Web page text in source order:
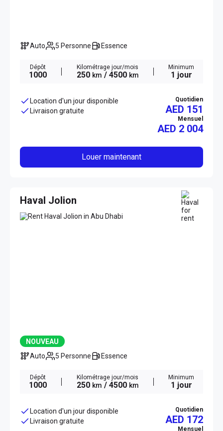
Auto 5 Personne Essence
Dépôt
1000
Kilométrage jour/mois
250 km / 4500 km
Minimum
1 jour
Location d'un jour disponible
Livraison gratuite
Quotidien
AED 151
Mensuel
AED 2 004
Louer maintenant
Haval Jolion
NOUVEAU
Auto
5 Personne Essence
Dépôt
1000
Kilométrage jour/mois
250 km / 4500 km
Minimum
1 jour
Location d'un jour disponible
Livraison gratuite
Quotidien
AED 172
Mensuel